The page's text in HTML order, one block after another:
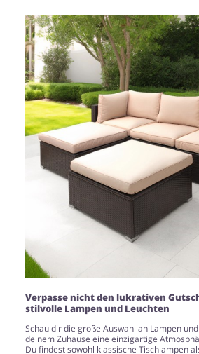
Verpasse nicht den lukrativen
stilvolle Lampen und Leuchten
Schau dir die große Auswahl an Lampen
deinem Zuhause eine einzigartige
Du findest sowohl klassische Tischlampen